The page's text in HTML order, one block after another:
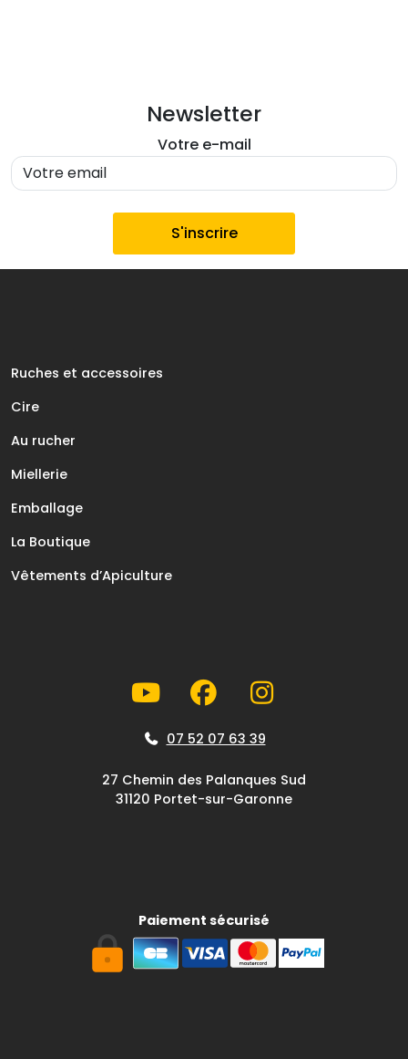
Newsletter
Votre e-mail
Ruches et accessoires
Cire
Au rucher
Miellerie
Emballage
La Boutique
Vêtements d’Apiculture
07 52 07 63 39
27 Chemin des Palanques Sud
31120 Portet-sur-Garonne
Paiement sécurisé